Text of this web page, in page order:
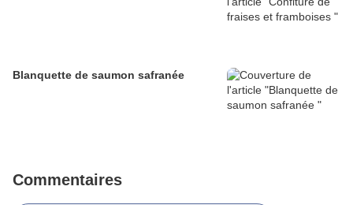
Blanquette de saumon safranée
Commentaires